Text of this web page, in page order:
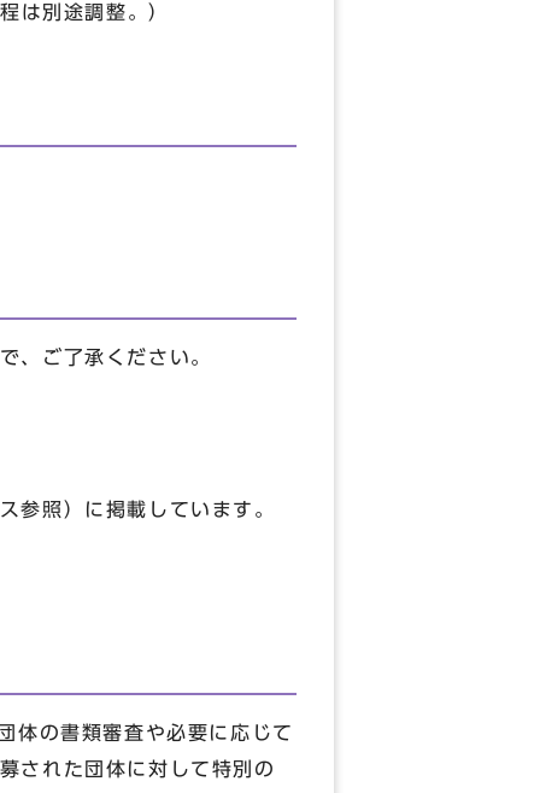
は別途調整。）
、ご了承ください。
参照）に掲載しています。
体の書類審査や必要に応じて
された団体に対して特別の